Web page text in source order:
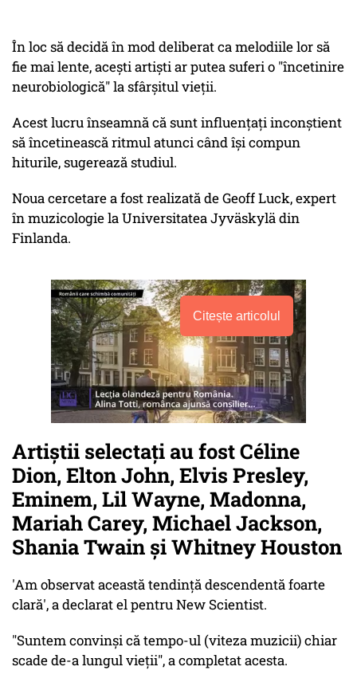
În loc să decidă în mod deliberat ca melodiile lor să
fie mai lente, acești artiști ar putea suferi o "încetinire
neurobiologică" la sfârșitul vieții.
Acest lucru înseamnă că sunt influențați inconștient
să încetinească ritmul atunci când își compun
hiturile, sugerează studiul.
Noua cercetare a fost realizată de Geoff Luck, expert
în muzicologie la Universitatea Jyväskylä din
Finlanda.
Citește articolul
Artiștii selectați au fost Céline
Dion, Elton John, Elvis Presley,
Eminem, Lil Wayne, Madonna,
Mariah Carey, Michael Jackson,
Shania Twain și Whitney Houston
'Am observat această tendință descendentă foarte
clară', a declarat el pentru New Scientist.
"Suntem convinși că tempo-ul (viteza muzicii) chiar
scade de-a lungul vieții", a completat acesta.